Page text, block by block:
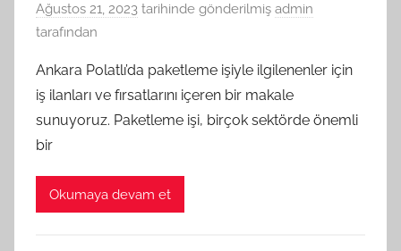
Ağustos 21, 2023 tarihinde gönderilmiş admin
tarafından
Ankara Polatlı’da paketleme işiyle ilgilenenler için
iş ilanları ve fırsatlarını içeren bir makale
sunuyoruz. Paketleme işi, birçok sektörde önemli
bir
Okumaya devam et